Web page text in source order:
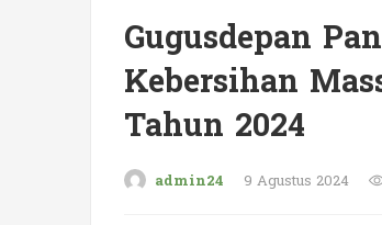
Gugusdepan
Kebersihan
Tahun 2024
admin24 9 Agustus 2024